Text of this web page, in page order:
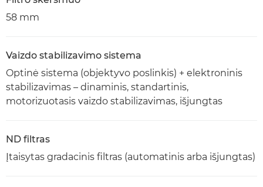
58 mm
Vaizdo stabilizavimo sistema
Optinė sistema (objektyvo poslinkis) + elektroninis
stabilizavimas – dinaminis, standartinis,
motorizuotasis vaizdo stabilizavimas, išjungtas
ND filtras
Įtaisytas gradacinis filtras (automatinis arba išjungtas)